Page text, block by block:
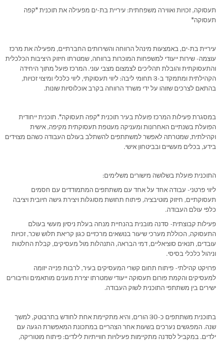
תעסוקה, זכויות ואווירה משפחתית: עיריית בת-ים מפעילה את תוכנית "קפה
תעסוקה"
עיריית בת-ים, באמצעות מינהל הרווחה והשירותים החברתיים, מפעילה את מרכז
עוצמה- שירות ייעודי למשפחות המוכרות ברווחה, שמטרתו חיזוק היציבות הכלכלית
והתעסוקתית והובלת תהליכים לצמצום מצבי עוני. המרכז פועל מתוך היחידה
הקהילתית ומתמקד ב-3 תחומי ליבה: ליווי תעסוקתי, ליווי כלכלי ומיצוי זכויות,
בהתאם לצרכים שזוהו על ידי משרד הרווחה בקרב אוכלוסיות שונות.
במסגרת פעילות המרכז פועלת בעיר תוכנית "קפה תעסוקה". תוכנית ייחודית
הפועלת בשנתיים האחרונות ומעניקה מעטפת תעסוקתית מקיפה, אישית
וקהילתית, שמטרתה לאפשר למשתתפים להשתלב בעולם העבודה כשהם מצוידים
בידע, בכלים מעשיים ובביטחון אישי.
התוכנית פועלת בשלושה מישורים משלימים:
ליווי פרטני- עבודה אחד על אחד עם משתתפים המתמודדים עם חסמים
תעסוקתיים, חיזוק מוטיבציה, פיתוח תחושת מסוגלות ויצירת גישה חיובית ויציבה
כלפי עולם העבודה.
פעילות קבוצתית- סדנה מובנית בהנחיית מנחה בעלת ניסיון מעשי בעולם
התעסוקה, הכוללת מערכי שיעור בנושאים מרכזיים כגון קריאת תלוש שכר, זכויות
עובדים, תנאים סוציאליים, דמי הבראה, התנהלות מול מעסיקים, קבלת החלטות
וניהול כלכלי בסיסי.
פרויקט קהילתי- פיתוח תחום קשרי המעסיקים בעיר, לרבות פנייה יזומה
למעסיקים והקמת פורום תעסוקה ייעודי שמטרתו יצירת מענים מותאמים וחיבורים
ישירים בין משתתפי התוכנית לשוק העבודה.
בתוכנית משתתפים כ-30 הורים, והיא מתקיימת אחת לחודש בתרבוטק, למשך
שנה. המפגשים נערכים בשעות אחר הצהריים במתכונת המאפשרת הגעה עם
ילדים. במקביל לסדנה מתקיימות פעילויות חווייתיות לילדים: פיתוח מוטוריקה,